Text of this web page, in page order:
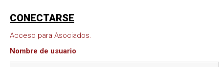
CONECTARSE
Acceso para Asociados.
Nombre de usuario